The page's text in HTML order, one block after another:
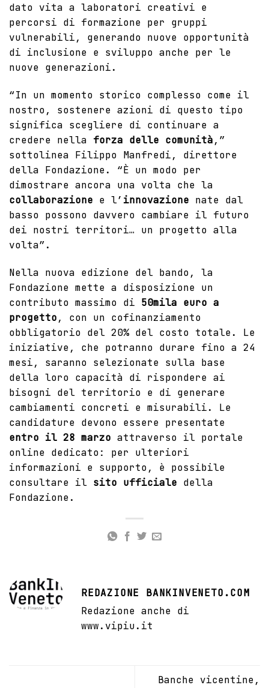
dato vita a laboratori creativi e
percorsi di formazione per gruppi
vulnerabili, generando nuove opportunità
di inclusione e sviluppo anche per le
nuove generazioni.
“In un momento storico complesso come il
nostro, sostenere azioni di questo tipo
significa scegliere di continuare a
credere nella forza delle comunità,”
sottolinea Filippo Manfredi, direttore
della Fondazione. “È un modo per
dimostrare ancora una volta che la
collaborazione e l’ innovazione nate dal
basso possono davvero cambiare il futuro
dei nostri territori… un progetto alla
volta”.
Nella nuova edizione del bando, la
Fondazione mette a disposizione un
contributo massimo di 50mila euro a
progetto, con un cofinanziamento
obbligatorio del 20% del costo totale. Le
iniziative, che potranno durare fino a 24
mesi, saranno selezionate sulla base
della loro capacità di rispondere ai
bisogni del territorio e di generare
cambiamenti concreti e misurabili. Le
candidature devono essere presentate
entro il 28 marzo attraverso il portale
online dedicato: per ulteriori
informazioni e supporto, è possibile
consultare il sito ufficiale della
Fondazione.
REDAZIONE BANKINVENETO.COM
Redazione anche di
www.vipiu.it
Banche vicentine,